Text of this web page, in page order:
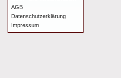
AGB
Datenschutzerklärung
Impressum